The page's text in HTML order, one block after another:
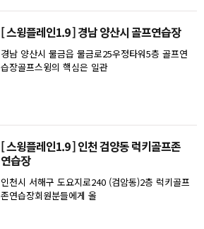
[ 스윙플레인1.9 ] 경남 양산시 골프연습장
경남 양산시 물금읍 물금로25우정타워5층 골프연
습장골프스윙의 핵심은 일관
[ 스윙플레인1.9 ] 인천 검양동 럭키골프존
연습장
인천시 서해구 도요지로240 (검암동)2층 럭키골프
존연습장회원분들에게 올